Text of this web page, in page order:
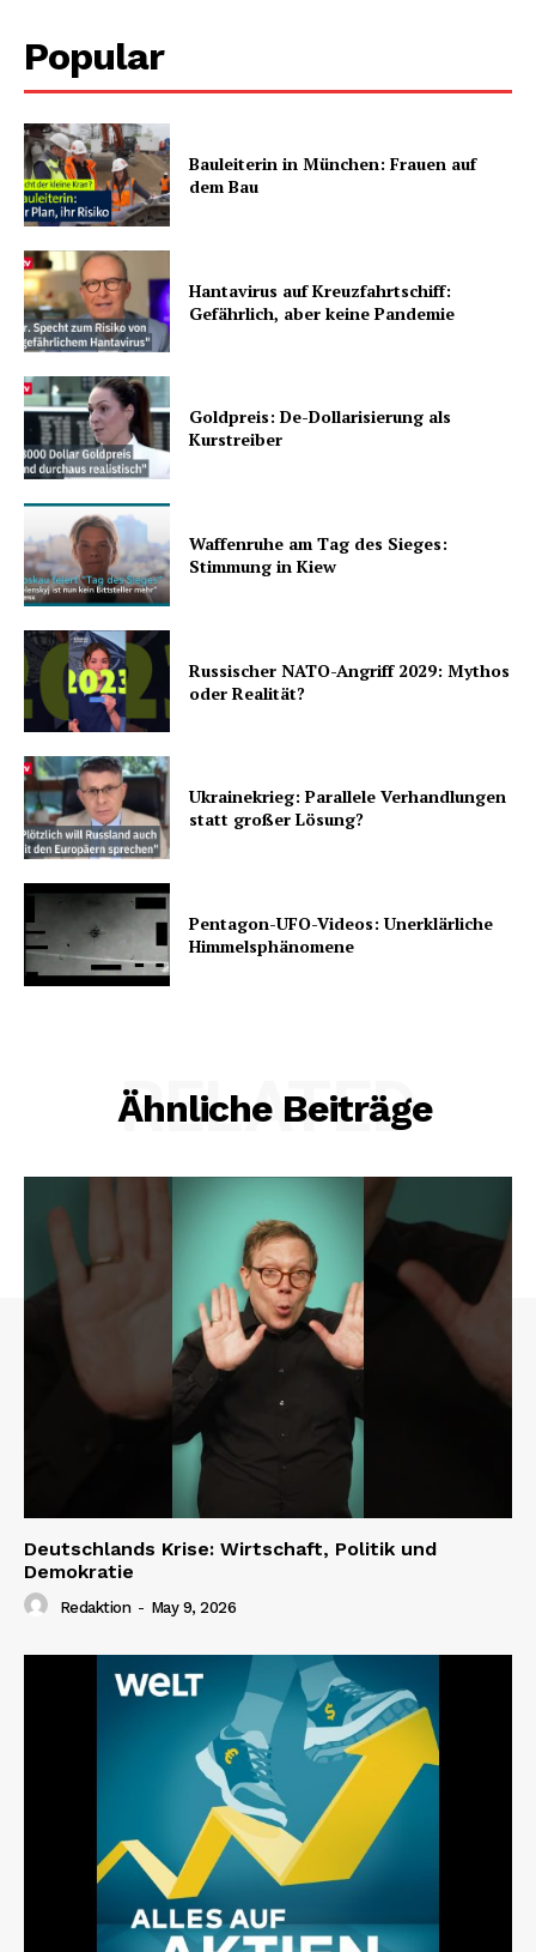
Popular
Bauleiterin in München: Frauen auf
dem Bau
Hantavirus auf Kreuzfahrtschiff:
Gefährlich, aber keine Pandemie
Goldpreis: De-Dollarisierung als
Kurstreiber
Waffenruhe am Tag des Sieges:
Stimmung in Kiew
Russischer NATO-Angriff 2029: Mythos
oder Realität?
Ukrainekrieg: Parallele Verhandlungen
statt großer Lösung?
Pentagon-UFO-Videos: Unerklärliche
Himmelsphänomene
Ähnliche Beiträge
RELATED
Deutschlands Krise: Wirtschaft, Politik und
Demokratie
Redaktion - May 9, 2026